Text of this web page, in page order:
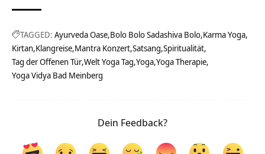
TAGGED: Ayurveda Oase Bolo Bolo Sadashiva Bolo Karma Yoga
Kirtan Klangreise Mantra Konzert Satsang Spiritualität
Tag der Offenen Tür Welt Yoga Tag Yoga Yoga Therapie
Yoga Vidya Bad Meinberg
Dein Feedback?